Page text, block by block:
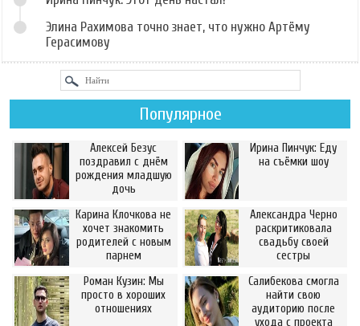
Элина Рахимова точно знает, что нужно Артёму
Герасимову
Популярное
Алексей Безус
поздравил с днём
рождения младшую
дочь
Ирина Пинчук: Еду
на съёмки шоу
Карина Клочкова не
хочет знакомить
родителей с новым
парнем
Александра Черно
раскритиковала
свадьбу своей
сестры
Роман Кузин: Мы
просто в хороших
отношениях
Салибекова смогла
найти свою
аудиторию после
ухода с проекта